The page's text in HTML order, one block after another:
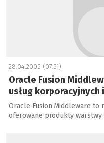
28.04.2005 (07:51)
Oracle Fusion
usług
Oracle Fusion Middleware to
oferowane produkty